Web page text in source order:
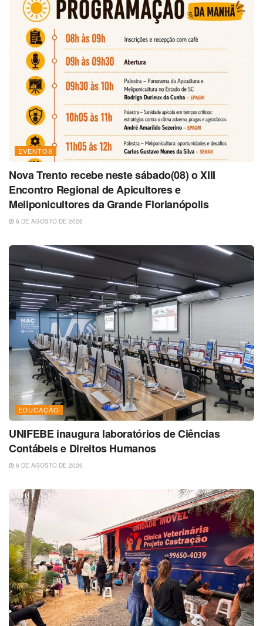
EVENTOS
Nova Trento recebe neste sábado(08) o XIII
Encontro Regional de Apicultores e
Meliponicultores da Grande Florianópolis
6 DE AGOSTO DE 2026
EDUCAÇÃO
UNIFEBE inaugura laboratórios de Ciências
Contábeis e Direitos Humanos
6 DE AGOSTO DE 2026